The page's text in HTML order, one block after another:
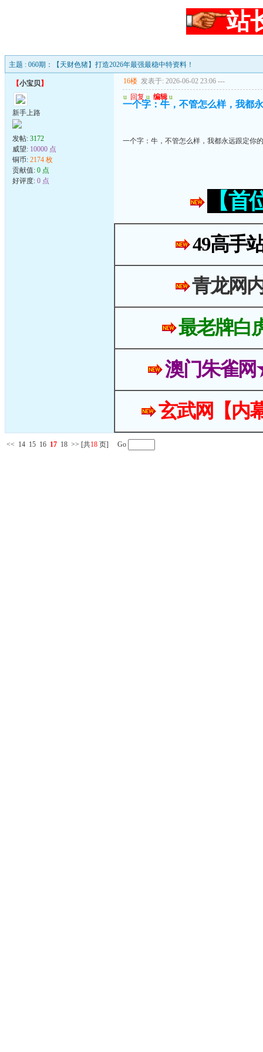
站
主题 : 060期：【天财色猪】打造2026年最强最稳中特资料！
【小宝贝】
新手上路
发帖: 3172
威望: 10000 点
铜币: 2174 枚
贡献值: 0 点
好评度: 0 点
16楼 发表于: 2026-06-02 23:06 ---
u 回复 u 编辑 u
一个字：牛，不管怎么样，我都
一个字：牛，不管怎么样，我都永远跟定你的
【
49高手
青龙网
最老牌白
澳门朱雀
玄武网【内
<< 14 15 16 17 18 >> [共18 页] Go